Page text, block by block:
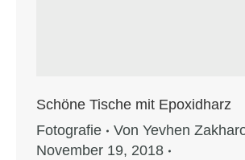
Schöne Tische mit Epoxidharz
Fotografie
Von Yevhen
November 19, 2018